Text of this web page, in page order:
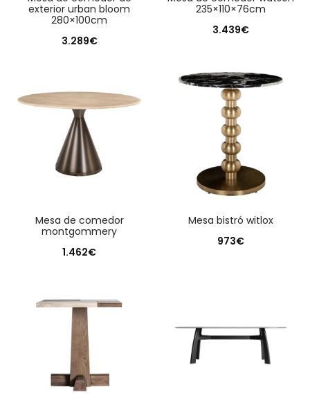
exterior urban bloom
280×100cm
3.289€
235×110×76cm
3.439€
mesa de comedor
montgommery
1.462€
mesa bistró witlox
973€